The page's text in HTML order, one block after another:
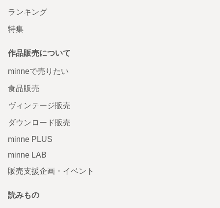
ランキング
特集
作品販売について
minneで売りたい
食品販売
ヴィンテージ販売
ダウンロード販売
minne PLUS
minne LAB
販売支援企画・イベント
読みもの